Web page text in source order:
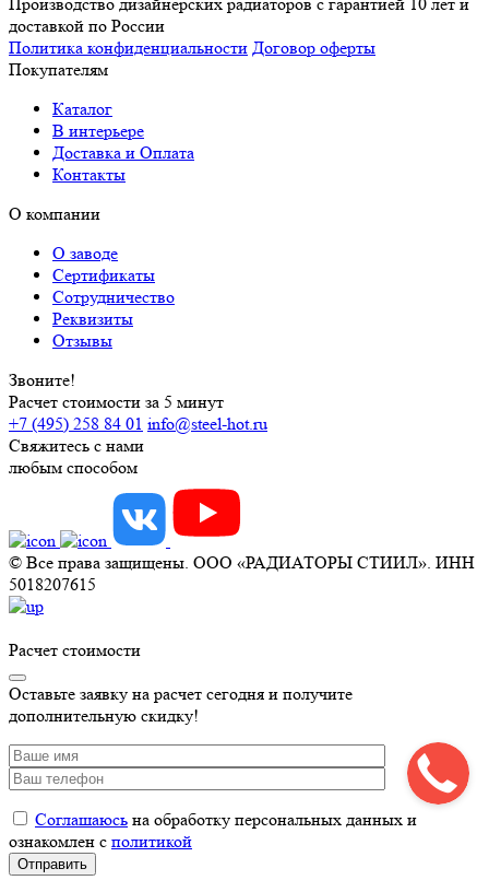
доставкой по России
Политика конфиденциальности Договор оферты
Покупателям
Каталог
В интерьере
Доставка и Оплата
Контакты
О компании
О заводе
Сертификаты
Сотрудничество
Реквизиты
Отзывы
Звоните!
Расчет стоимости за 5 минут
+7 (495) 258 84 01 info@steel-hot.ru
Свяжитесь с нами
любым способом
© Все права защищены. ООО «РАДИАТОРЫ СТИИЛ». ИНН
5018207615
Расчет стоимости
Оставьте заявку на расчет сегодня и получите
дополнительную скидку!
Соглашаюсь на обработку персональных данных и
ознакомлен с политикой